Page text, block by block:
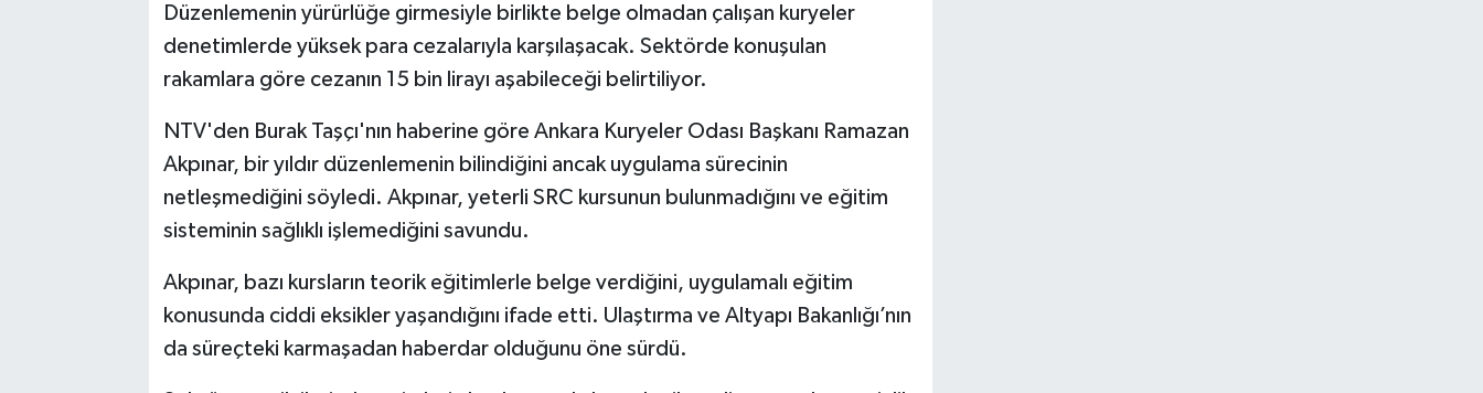
Düzenlemenin yürürlüğe girmesiyle birlikte belge olmadan çalışan kuryeler
denetimlerde yüksek para cezalarıyla karşılaşacak. Sektörde konuşulan
rakamlara göre cezanın 15 bin lirayı aşabileceği belirtiliyor.
NTV'den Burak Taşçı'nın haberine göre Ankara Kuryeler Odası Başkanı Ramazan
Akpınar, bir yıldır düzenlemenin bilindiğini ancak uygulama sürecinin
netleşmediğini söyledi. Akpınar, yeterli SRC kursunun bulunmadığını ve eğitim
sisteminin sağlıklı işlemediğini savundu.
Akpınar, bazı kursların teorik eğitimlerle belge verdiğini, uygulamalı eğitim
konusunda ciddi eksikler yaşandığını ifade etti. Ulaştırma ve Altyapı Bakanlığı’nın
da süreçteki karmaşadan haberdar olduğunu öne sürdü.